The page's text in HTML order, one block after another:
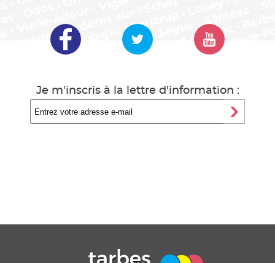
Je m'inscris à la lettre d'information :